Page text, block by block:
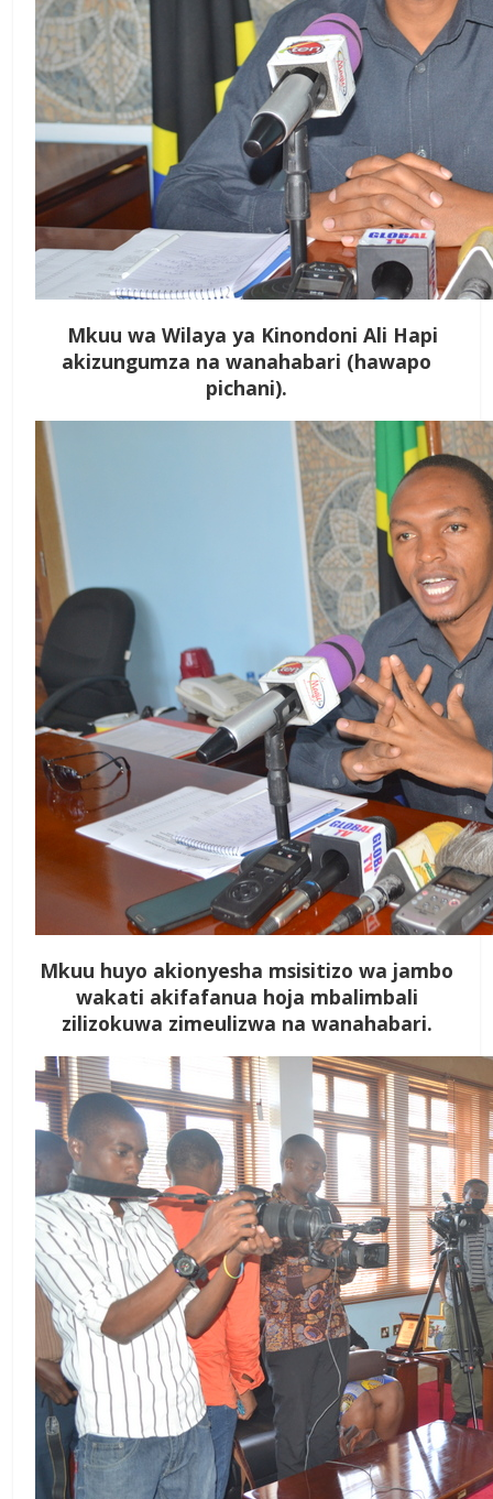
Mkuu wa Wilaya ya Kinondoni Ali Hapi
akizungumza na wanahabari (hawapo
pichani).
Mkuu huyo akionyesha msisitizo wa jambo
wakati akifafanua hoja mbalimbali
zilizokuwa zimeulizwa na wanahabari.